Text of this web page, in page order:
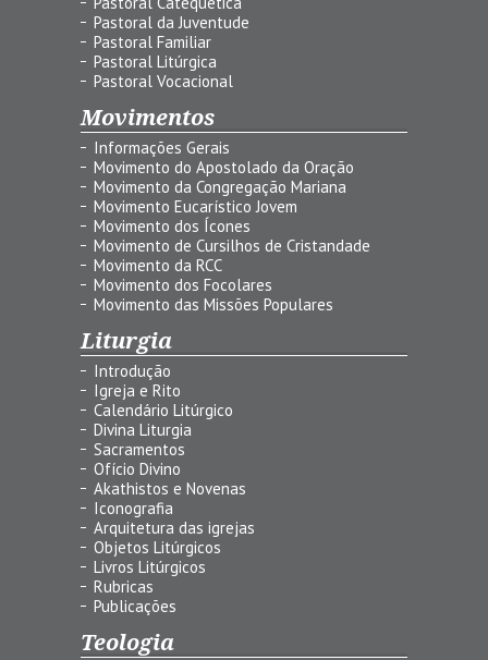
Pastoral da Juventude
Pastoral Familiar
Pastoral Litúrgica
Pastoral Vocacional
Movimentos
Informações Gerais
Movimento do Apostolado da Oração
Movimento da Congregação Mariana
Movimento Eucarístico Jovem
Movimento dos Ícones
Movimento de Cursilhos de Cristandade
Movimento da RCC
Movimento dos Focolares
Movimento das Missões Populares
Liturgia
Introdução
Igreja e Rito
Calendário Litúrgico
Divina Liturgia
Sacramentos
Ofício Divino
Akathistos e Novenas
Iconografia
Arquitetura das igrejas
Objetos Litúrgicos
Livros Litúrgicos
Rubricas
Publicações
Teologia